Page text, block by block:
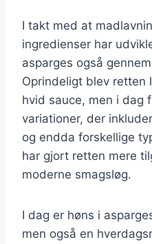
I takt med at
ingredienser har
asparges også
Oprindeligt blev retten
hvid sauce, men i dag
variationer, der
og endda forskellige
har gjort retten mere
moderne smagsløg.
I dag er høns i
men også en